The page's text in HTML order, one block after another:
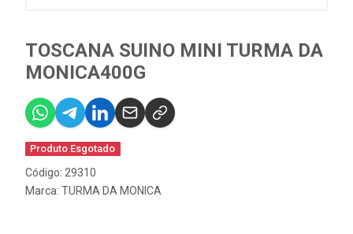
TOSCANA SUINO MINI TURMA DA
MONICA400G
Produto Esgotado
Código: 29310
Marca: TURMA DA MONICA